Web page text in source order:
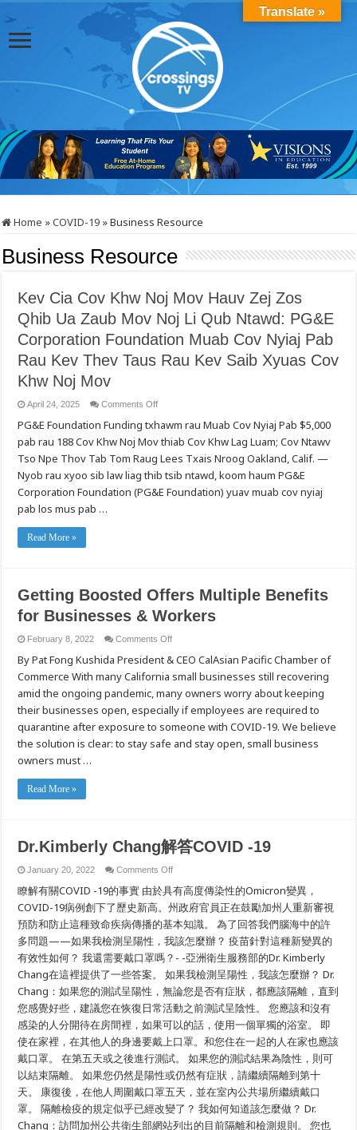
Home »COVID-19 »Business Resource
Business Resource
Kev Cia Cov Khw Noj Mov Hauv Zej Zos
Qhib Ua Zaub Mov Noj Li Qub Ntawd: PG&E
Corporation Foundation Muab Cov Nyiaj Pab
Rau Kev Thev Taus Rau Kev Saib Xyuas Cov
Khw Noj Mov
April 24, 2025 Comments Offon
Cia
Cov
Khw
Mov
Hauv
Zej
Zos
Qhib
Foundation
Cov
Nyiaj
Rau
Thev
Taus
Rau
Kev
Saib
Xyuas
Khw
Noj
Mov
PG&E Foundation Funding txhawm rau Muab Cov Nyiaj Pab $5,000
pab rau 188 Cov Khw Noj Mov thiab Cov Khw Lag Luam; Cov Ntawv
Tso Npe Thov Tab Tom Raug Lees Txais Nroog Oakland, Calif. —
Nyob rau xyoo sib law liag thib tsib ntawd, koom haum PG&E
Corporation Foundation (PG&E Foundation) yuav muab cov nyiaj
pab los mus pab …
Read More »
Getting Boosted Offers Multiple Benefits
for Businesses & Workers
February 8, 2022 Comments Offon
Boosted
Offers
Multiple
for
Businesses
&
Workers
By Pat Fong Kushida President & CEO CalAsian Pacific Chamber of
Commerce With many California small businesses still recovering
amid the ongoing pandemic, many owners worry about keeping
their businesses open, especially if employees are required to
quarantine after exposure to someone with COVID-19. We believe
the solution is clear: to stay safe and stay open, small business
owners must …
Read More »
Dr.Kimberly Chang解答COVID -19
January 20, 2022 Comments Offon
Chang
解
答
COVID
-19
瞭解有關COVID -19的事實 由於具有高度傳染性的Omicron變異，
COVID-19病例創下了歷史新高。州政府官員正在鼓勵加州人重新審視
預防和防止這種致命疾病傳播的基本知識。 為了回答我們腦海中的許
多問題——如果我檢測呈陽性，我該怎麼辦？ 疫苗針對這種新變異的
有效性如何？ 我還需要戴口罩嗎？- -亞洲衛生服務部的Dr. Kimberly
Chang在這裡提供了一些答案。 如果我檢測呈陽性，我該怎麼辦？ Dr.
Chang：如果您的測試呈陽性，無論您是否有症狀，都應該隔離，直到
您感覺好些，建議您在恢復日常活動之前測試呈陰性。 您應該和沒有
感染的人分開待在房間裡，如果可以的話，使用一個單獨的浴室。 即
使在家裡，在其他人的身邊要戴上口罩。和您住在一起的人在家也應該
戴口罩。 在第五天或之後進行測試。 如果您的測試結果為陰性，則可
以結束隔離。 如果您仍然是陽性或仍然有症狀，請繼續隔離到第十
天。 康復後，在他人周圍戴口罩五天，並在室內公共場所繼續戴口
罩。 隔離檢疫的規定似乎已經改變了？ 我如何知道該怎麼做？ Dr.
Chang：訪問加州公共衛生部網站列出的目前隔離和檢測規則。 您也
Translate »